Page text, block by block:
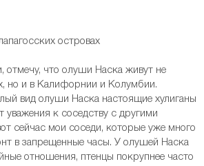
отмечу, что олуши Наска живут не
но и в Калифорнии и Колумбии.
вид олуши Наска настоящие хулиганы
к соседству с другими
сейчас мои соседи, которые уже много
в запрещенные часы. У олушей Наска
отношения, птенцы покрупнее часто